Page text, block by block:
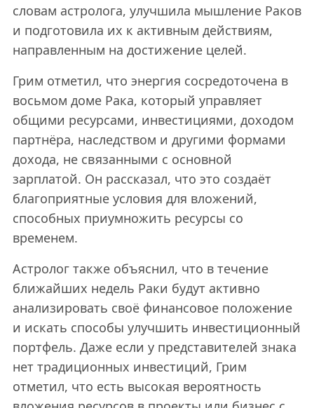
словам астролога, улучшила мышление Раков
и подготовила их к активным действиям,
направленным на достижение целей.
Грим отметил, что энергия сосредоточена в
восьмом доме Рака, который управляет
общими ресурсами, инвестициями, доходом
партнёра, наследством и другими формами
дохода, не связанными с основной
зарплатой. Он рассказал, что это создаёт
благоприятные условия для вложений,
способных приумножить ресурсы со
временем.
Астролог также объяснил, что в течение
ближайших недель Раки будут активно
анализировать своё финансовое положение
и искать способы улучшить инвестиционный
портфель. Даже если у представителей знака
нет традиционных инвестиций, Грим
отметил, что есть высокая вероятность